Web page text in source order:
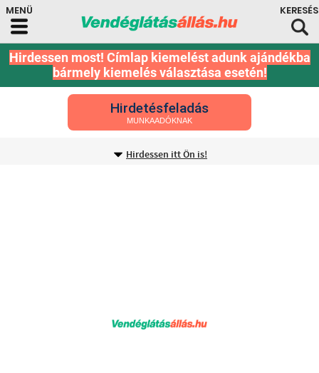
Hirdessen most! Címlap kiemelést adunk ajándékba
bármely kiemelés választása esetén!
Hirdetésfeladás
MUNKAADÓKNAK
Hirdessen itt Ön is!